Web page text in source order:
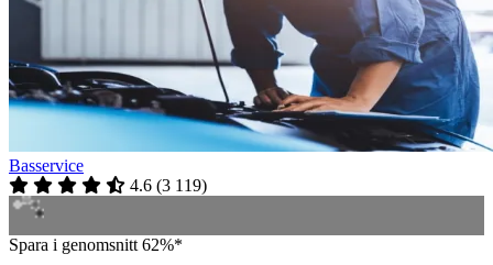
Basservice
4.6 (3 119)
Spara i genomsnitt 62%*